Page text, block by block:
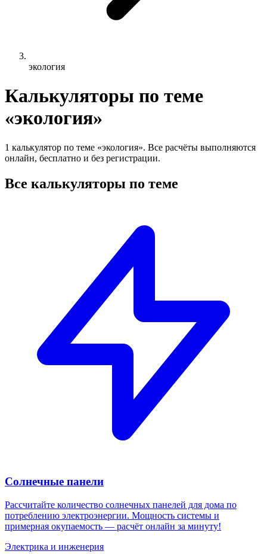
экология
Калькуляторы по теме
«экология»
1 калькулятор по теме «экология». Все расчёты выполняются
онлайн, бесплатно и без регистрации.
Все калькуляторы по теме
Солнечные панели
Рассчитайте количество солнечных панелей для дома по
потреблению электроэнергии. Мощность системы и
примерная окупаемость — расчёт онлайн за минуту!
Электрика и инженерия